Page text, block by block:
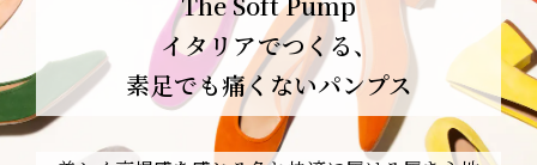
イタリアでつくる、
素足でも痛くないパンプス